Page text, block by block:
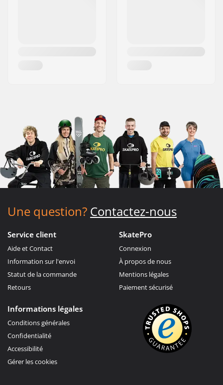
Une question? Contactez-nous
Service client
Aide et Contact
Information sur l'envoi
Statut de la commande
Retours
SkatePro
Connexion
À propos de nous
Mentions légales
Paiement sécurisé
Informations légales
Conditions générales
Confidentialité
Accessibilité
Gérer les cookies